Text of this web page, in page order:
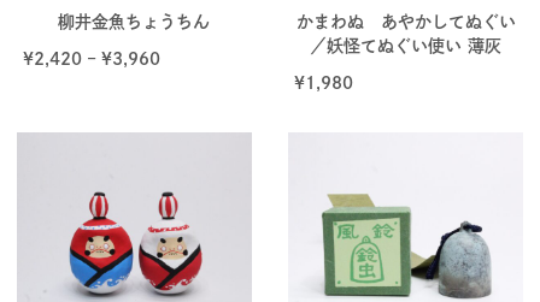
柳井金魚ちょうちん
¥2,420– ¥3,960
かまわぬ あやかしてぬぐい
／妖怪てぬぐい使い 薄灰
¥1,980